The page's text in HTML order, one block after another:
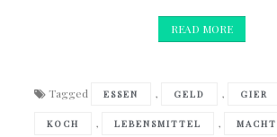
READ MORE
Tagged ESSEN , GELD , GIER
KOCH , LEBENSMITTEL , MACHT